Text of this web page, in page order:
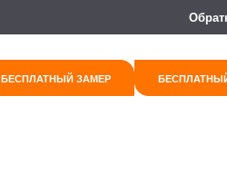
БЕСПЛАТНЫЙ ЗАМЕР